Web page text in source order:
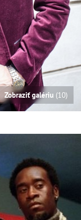
Zobraziť galériu (10)